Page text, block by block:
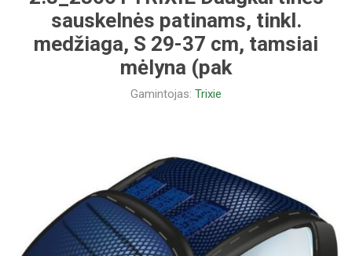
sauskelnės patinams, tinkl.
medžiaga, S 29-37 cm, tamsiai
mėlyna (pak
Gamintojas: Trixie